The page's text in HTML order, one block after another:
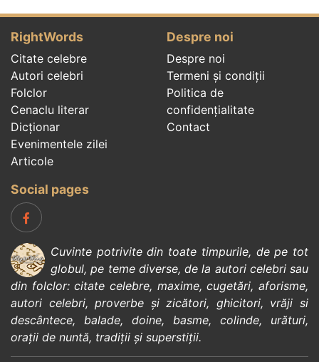
RightWords
Citate celebre
Autori celebri
Folclor
Cenaclu literar
Dicționar
Evenimentele zilei
Articole
Despre noi
Despre noi
Termeni și condiții
Politica de
confidenţialitate
Contact
Social pages
Cuvinte potrivite din toate timpurile, de pe tot
globul, pe teme diverse, de la autori celebrisau
din folclor:citate celebre, maxime,cugetări,aforisme,
autori celebri,proverbe și zicători, ghicitori, vrăji si
descântece, balade, doine, basme, colinde, urături,
orații de nuntă, tradiții și superstiții.